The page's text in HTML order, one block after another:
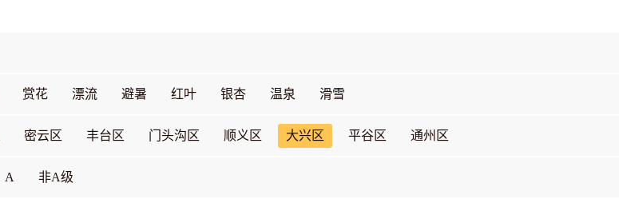
赏花 漂流 避暑 红叶 银杏 温泉 滑雪
密云区 丰台区 门头沟区 顺义区 大兴区 平谷区 通州区
A 非A级